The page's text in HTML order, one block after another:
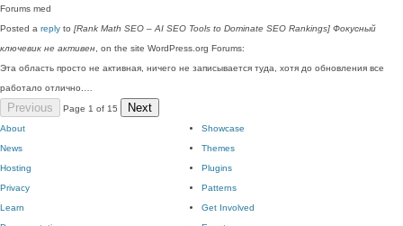
Forums med
Posted a reply to [Rank Math SEO – AI SEO Tools to Dominate SEO Rankings] Фокусный
ключевик не активен , on the site WordPress.org Forums:
Эта область просто не активная, ничего не записывается туда, хотя до обновления все
работало отлично.…
Previous Page 1 of 15 Next
About
News
Hosting
Privacy
Showcase
Themes
Plugins
Patterns
Learn
Get Involved